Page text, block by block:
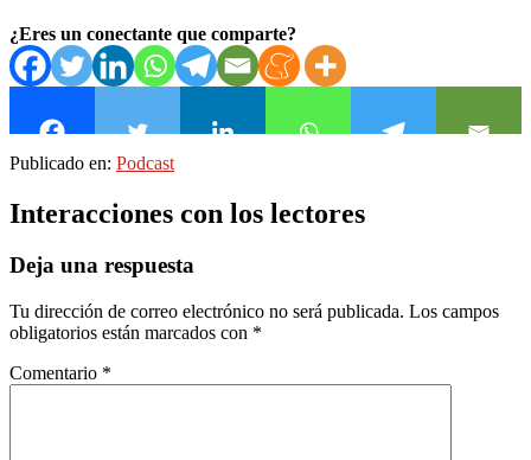
¿Eres un conectante que comparte?
Publicado en: Podcast
Interacciones con los lectores
Deja una respuesta
Tu dirección de correo electrónico no será publicada. Los campos
obligatorios están marcados con *
Comentario *